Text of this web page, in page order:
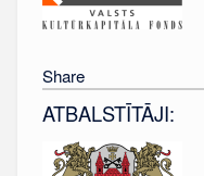
Share
ATBALSTĪTĀJI: